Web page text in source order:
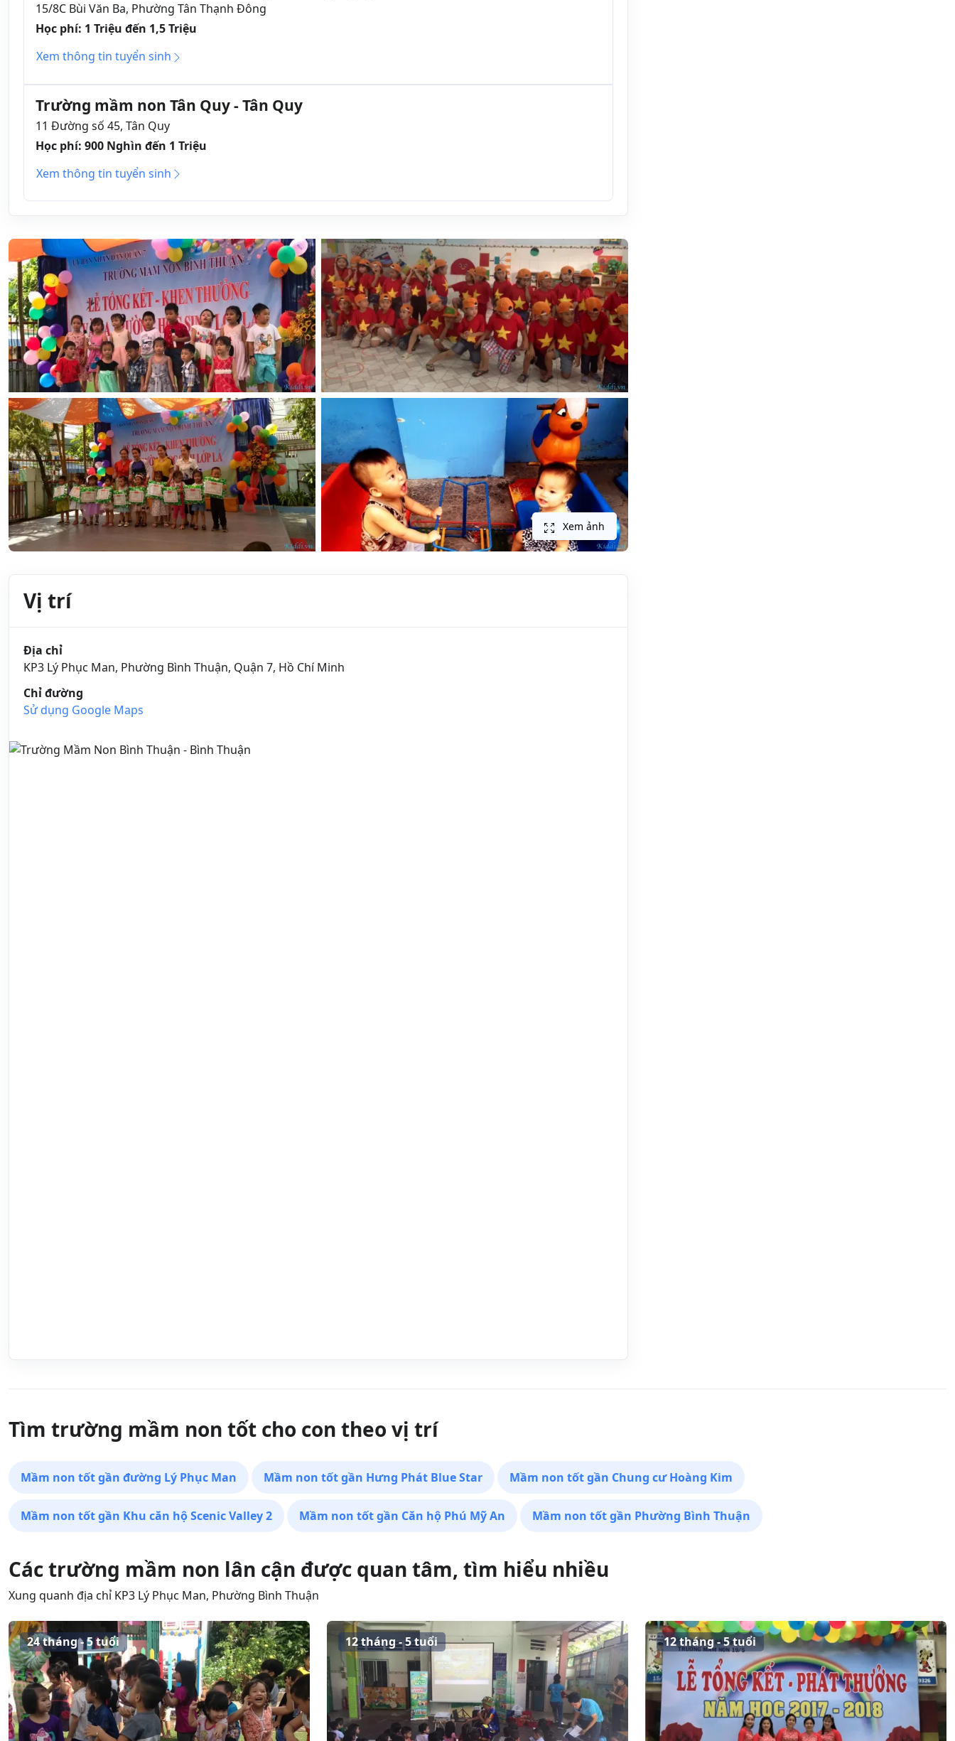
15/8C Bùi Văn Ba, Phường Tân Thạnh Ðông
Học phí: 1 Triệu đến 1,5 Triệu
Xem thông tin tuyển sinh
Trường mầm non Tân Quy - Tân Quy
11 Đường số 45, Tân Quy
Học phí: 900 Nghìn đến 1 Triệu
Xem thông tin tuyển sinh
Xem ảnh
Vị trí
Địa chỉ
KP3 Lý Phục Man, Phường Bình Thuận, Quận 7, Hồ Chí Minh
Chỉ đường
Sử dụng Google Maps
Tìm trường mầm non tốt cho con theo vị trí
Mầm non tốt gần đường Lý Phục Man Mầm non tốt gần Hưng Phát Blue Star Mầm non tốt gần Chung cư Hoàng Kim
Mầm non tốt gần Khu căn hộ Scenic Valley 2 Mầm non tốt gần Căn hộ Phú Mỹ An Mầm non tốt gần Phường Bình Thuận
Các trường mầm non lân cận được quan tâm, tìm hiểu nhiều
Xung quanh địa chỉ KP3 Lý Phục Man, Phường Bình Thuận
24 tháng - 5 tuổi 12 tháng - 5 tuổi 12 tháng - 5 tuổi